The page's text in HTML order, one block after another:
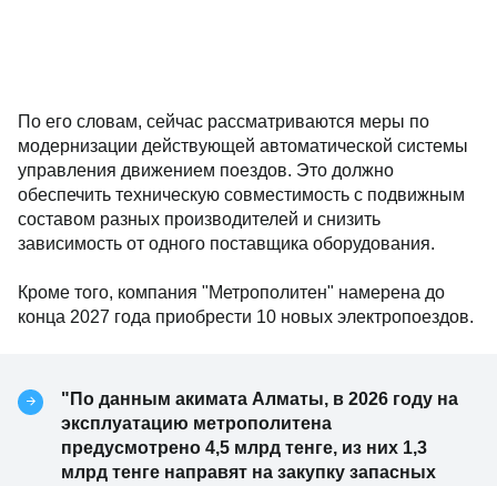
По его словам, сейчас рассматриваются меры по
модернизации действующей автоматической системы
управления движением поездов. Это должно
обеспечить техническую совместимость с подвижным
составом разных производителей и снизить
зависимость от одного поставщика оборудования.
Кроме того, компания "Метрополитен" намерена до
конца 2027 года приобрести 10 новых электропоездов.
"По данным акимата Алматы, в 2026 году на
эксплуатацию метрополитена
предусмотрено 4,5 млрд тенге, из них 1,3
млрд тенге направят на закупку запасных